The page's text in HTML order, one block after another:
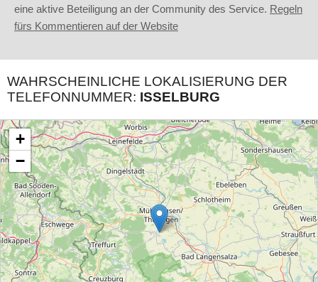
eine aktive Beteiligung an der Community des Service. Regeln
fürs Kommentieren auf der Website
WAHRSCHEINLICHE LOKALISIERUNG DER
TELEFONNUMMER: ISSELBURG